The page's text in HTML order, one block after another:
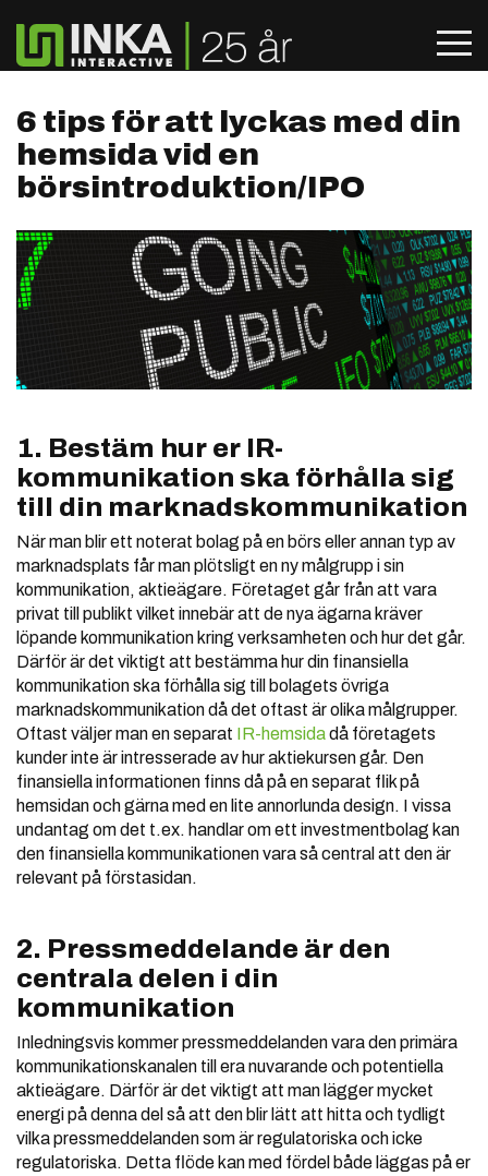
6 tips för att lyckas med din
hemsida vid en
börsintroduktion/IPO
1. Bestäm hur er IR-
kommunikation ska förhålla sig
till din marknadskommunikation
När man blir ett noterat bolag på en börs eller annan typ av
marknadsplats får man plötsligt en ny målgrupp i sin
kommunikation, aktieägare. Företaget går från att vara
privat till publikt vilket innebär att de nya ägarna kräver
löpande kommunikation kring verksamheten och hur det går.
Därför är det viktigt att bestämma hur din finansiella
kommunikation ska förhålla sig till bolagets övriga
marknadskommunikation då det oftast är olika målgrupper.
Oftast väljer man en separat IR-hemsidadå företagets
kunder inte är intresserade av hur aktiekursen går. Den
finansiella informationen finns då på en separat flik på
hemsidan och gärna med en lite annorlunda design. I vissa
undantag om det t.ex. handlar om ett investmentbolag kan
den finansiella kommunikationen vara så central att den är
relevant på förstasidan.
2. Pressmeddelande är den
centrala delen i din
kommunikation
Inledningsvis kommer pressmeddelanden vara den primära
kommunikationskanalen till era nuvarande och potentiella
aktieägare. Därför är det viktigt att man lägger mycket
energi på denna del så att den blir lätt att hitta och tydligt
vilka pressmeddelanden som är regulatoriska och icke
regulatoriska. Detta flöde kan med fördel både läggas på er